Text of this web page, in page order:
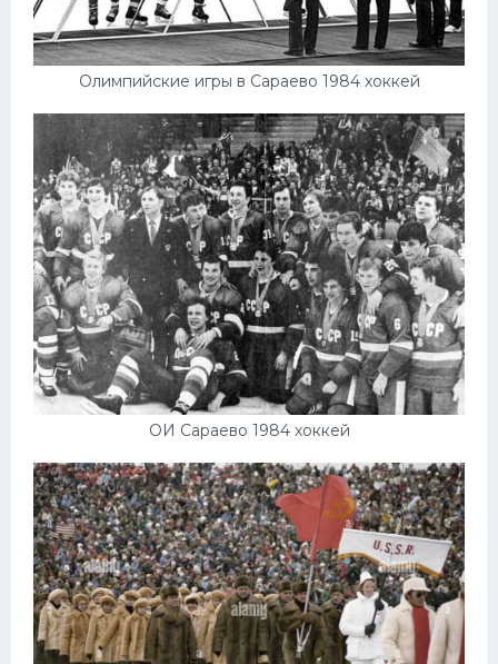
Олимпийские игры в Сараево 1984 хоккей
ОИ Сараево 1984 хоккей